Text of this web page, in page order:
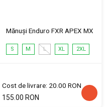
Mănuși Enduro FXR APEX MX
S M L XL 2XL
Cost de livrare: 20.00 RON
155.00 RON